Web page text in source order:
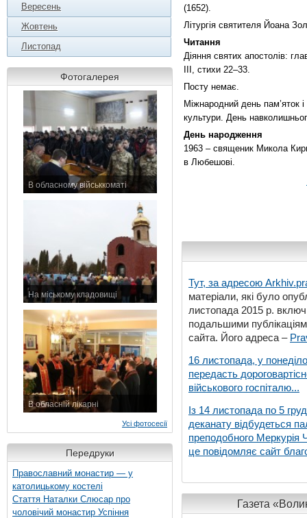
Вересень
Жовтень
Листопад
Фотогалерея
В обласному військкоматі
На міському кладовищі
В обласній лікарні
Усі фотосесії
Передруки
Православний монастир — у
католицькому костелі
Стаття Наталки Слюсар про
чоловічий монастир Успіння
(1652).
Літургія святителя Йоана
Читання
Діяння святих апостолів:
ІIІ, стихи 22–33.
Посту немає.
Міжнародний день пам’яток і
культури. День
День народження
1963 – священик Микола
в Любешові.
Тут, за адресою
матеріали, які було
листопада 2015 р.
подальшими
сайта. Його адреса –
16 листопада, у
передасть
військового госпіталю...
Із 14 листопада по 5
деканату відбудеться
преподобного Меркурія
це повідомляє сайт
Газета